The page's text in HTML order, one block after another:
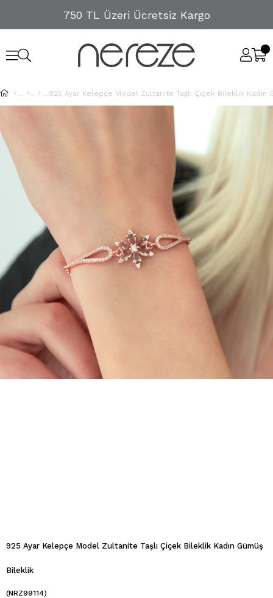
750 TL Üzeri Ücretsiz Kargo
925 Ayar Kelepçe Model Zultanite Taşlı Çiçek Bileklik Kadın Gümüş
Bileklik
(NRZ99114)